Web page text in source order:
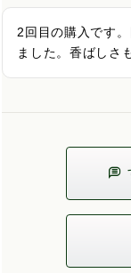
2回目の購入です
ました。香ばしさ